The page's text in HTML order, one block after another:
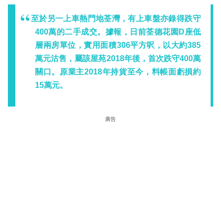
至於另一上車熱門地荃灣，有上車盤亦錄得跌守
400萬的二手成交。據報，日前荃德花園D座低
層兩房單位，實用面積306平方呎，以大約385
萬元沽售，屬該屋苑2018年後，首次跌守400萬
關口。原業主2018年持貨至今，料帳面虧損約
15萬元。
廣告